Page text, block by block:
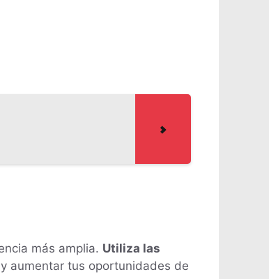
más amplia. Utiliza las
aumentar tus oportunidades de